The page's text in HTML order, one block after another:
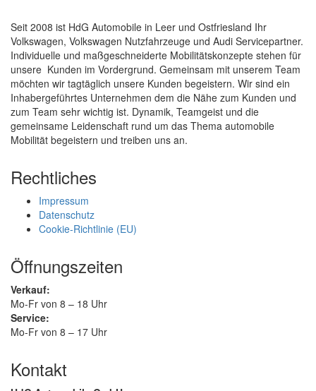
Seit 2008 ist HdG Automobile in Leer und Ostfriesland Ihr
Volkswagen, Volkswagen Nutzfahrzeuge und Audi Servicepartner.
Individuelle und maßgeschneiderte Mobilitätskonzepte stehen für
unsere Kunden im Vordergrund. Gemeinsam mit unserem Team
möchten wir tagtäglich unsere Kunden begeistern. Wir sind ein
Inhabergeführtes Unternehmen dem die Nähe zum Kunden und
zum Team sehr wichtig ist. Dynamik, Teamgeist und die
gemeinsame Leidenschaft rund um das Thema automobile
Mobilität begeistern und treiben uns an.
Rechtliches
Impressum
Datenschutz
Cookie-Richtlinie (EU)
Öffnungszeiten
Verkauf:
Mo-Fr von 8 – 18 Uhr
Service:
Mo-Fr von 8 – 17 Uhr
Kontakt